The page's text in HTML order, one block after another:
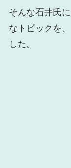
そんな石井氏
なトピックを
した。